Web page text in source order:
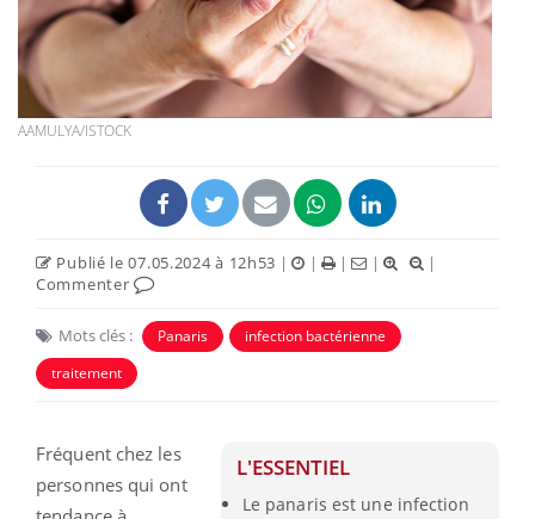
AAMULYA/ISTOCK
Publié le 07.05.2024 à 12h53 | | | |
|
Commenter
Mots clés : Panaris
infection bactérienne
traitement
L'ESSENTIEL
Le panaris est une infection
Fréquent chez les
personnes qui ont